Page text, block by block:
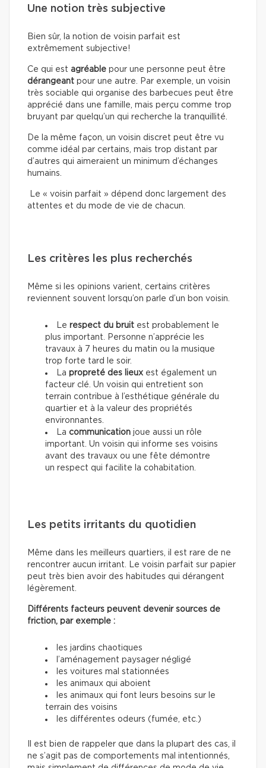
Une notion très subjective
Bien sûr, la notion de voisin parfait est
extrêmement subjective!
Ce qui est agréable pour une personne peut être
dérangeant pour une autre. Par exemple, un voisin
très sociable qui organise des barbecues peut être
apprécié dans une famille, mais perçu comme trop
bruyant par quelqu’un qui recherche la tranquillité.
De la même façon, un voisin discret peut être vu
comme idéal par certains, mais trop distant par
d’autres qui aimeraient un minimum d’échanges
humains.
Le « voisin parfait » dépend donc largement des
attentes et du mode de vie de chacun.
Les critères les plus recherchés
Même si les opinions varient, certains critères
reviennent souvent lorsqu’on parle d’un bon voisin.
Le respect du bruit est probablement le
plus important. Personne n’apprécie les
travaux à 7 heures du matin ou la musique
trop forte tard le soir.
La propreté des lieux est également un
facteur clé. Un voisin qui entretient son
terrain contribue à l’esthétique générale du
quartier et à la valeur des propriétés
environnantes.
La communication joue aussi un rôle
important. Un voisin qui informe ses voisins
avant des travaux ou une fête démontre
un respect qui facilite la cohabitation.
Les petits irritants du quotidien
Même dans les meilleurs quartiers, il est rare de ne
rencontrer aucun irritant. Le voisin parfait sur papier
peut très bien avoir des habitudes qui dérangent
légèrement.
Différents facteurs peuvent devenir sources de
friction, par exemple :
les jardins chaotiques
l’aménagement paysager négligé
les voitures mal stationnées
les animaux qui aboient
les animaux qui font leurs besoins sur le
terrain des voisins
les différentes odeurs (fumée, etc.)
Il est bien de rappeler que dans la plupart des cas, il
ne s’agit pas de comportements mal intentionnés,